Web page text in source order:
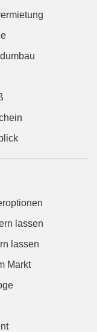
lassen
lassen
Markt